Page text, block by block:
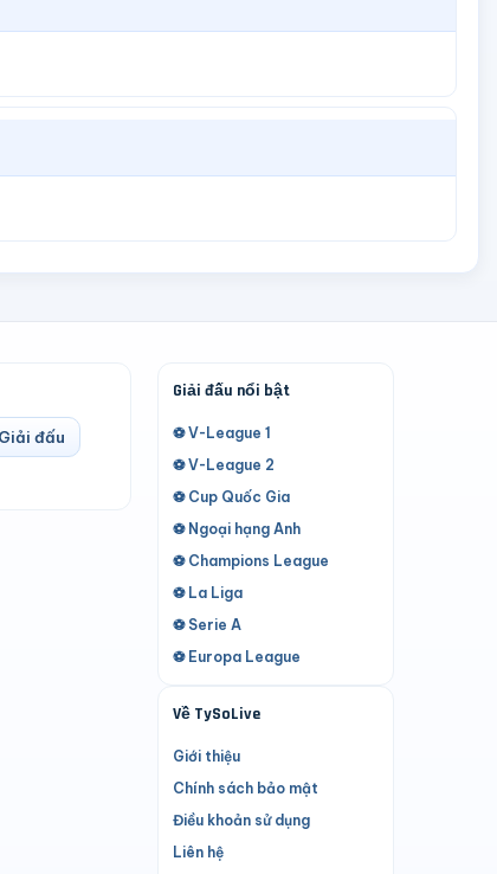
Giải đấu
Giải đấu nổi bật
⚽ V-League 1
⚽ V-League 2
⚽ Cup Quốc Gia
⚽ Ngoại hạng Anh
⚽ Champions League
⚽ La Liga
⚽ Serie A
⚽ Europa League
Về TySoLive
Giới thiệu
Chính sách bảo mật
Điều khoản sử dụng
Liên hệ